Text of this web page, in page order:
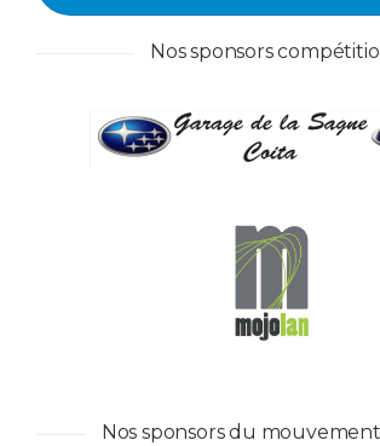
Nos sponsors
Nos sponsors du